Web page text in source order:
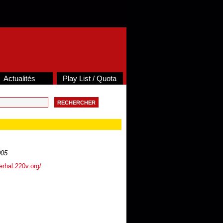
Actualités Play List / Quota